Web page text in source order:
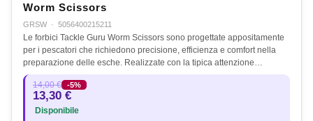
Worm Scissors
GRSW · 5056400215211
Le forbici Tackle Guru Worm Scissors sono progettate appositamente
per i pescatori che richiedono precisione, efficienza e comfort nella
preparazione delle esche. Realizzate con la tipica attenzione…
14,00 € -5%
13,30 €
Disponibile